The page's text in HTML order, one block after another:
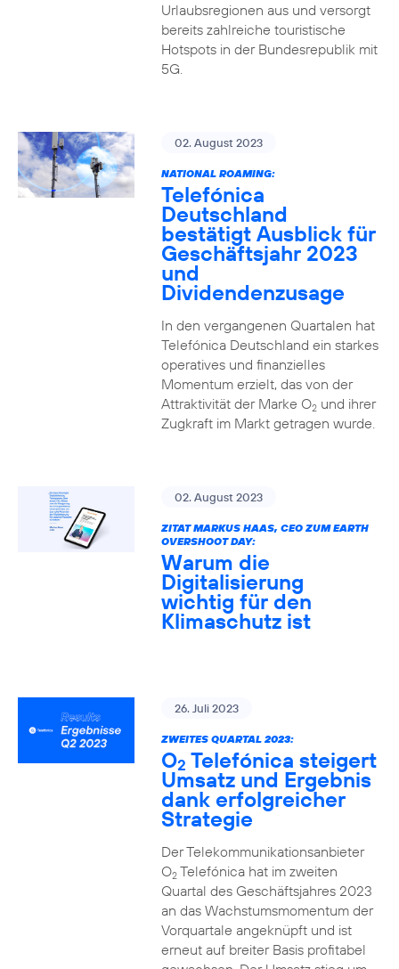
Urlaubsregionen aus und versorgt
bereits zahlreiche touristische
Hotspots in der Bundesrepublik mit
5G.
02. August 2023
NATIONAL ROAMING:
Telefónica
Deutschland
bestätigt Ausblick für
Geschäftsjahr 2023
und
Dividendenzusage
In den vergangenen Quartalen hat
Telefónica Deutschland ein starkes
operatives und finanzielles
Momentum erzielt, das von der
Attraktivität der Marke O2und ihrer
Zugkraft im Markt getragen wurde.
02. August 2023
ZITAT MARKUS HAAS, CEO ZUM EARTH
OVERSHOOT DAY:
Warum die
Digitalisierung
wichtig für den
Klimaschutz ist
26. Juli 2023
ZWEITES QUARTAL 2023:
O2 Telefónica steigert
Umsatz und Ergebnis
dank erfolgreicher
Strategie
Der Telekommunikationsanbieter
O2Telefónica hat im zweiten
Quartal des Geschäftsjahres 2023
an das Wachstumsmomentum der
Vorquartale angeknüpft und ist
erneut auf breiter Basis profitabel